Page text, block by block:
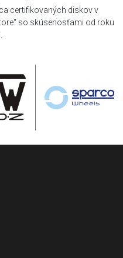
certifikovaných diskov v
so skúsenosťami od roku